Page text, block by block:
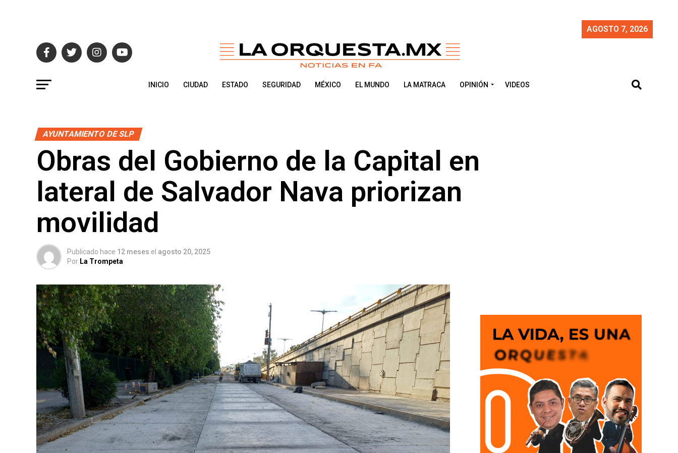
AGOSTO 7, 2026
INICIO CIUDAD ESTADO SEGURIDAD MÉXICO EL MUNDO LA MATRACA OPINIÓN VIDEOS
AYUNTAMIENTO DE SLP
Obras del Gobierno de la Capital en
lateral de Salvador Nava priorizan
movilidad
Publicado hace 12 meses el agosto 20, 2025
Por La Trompeta